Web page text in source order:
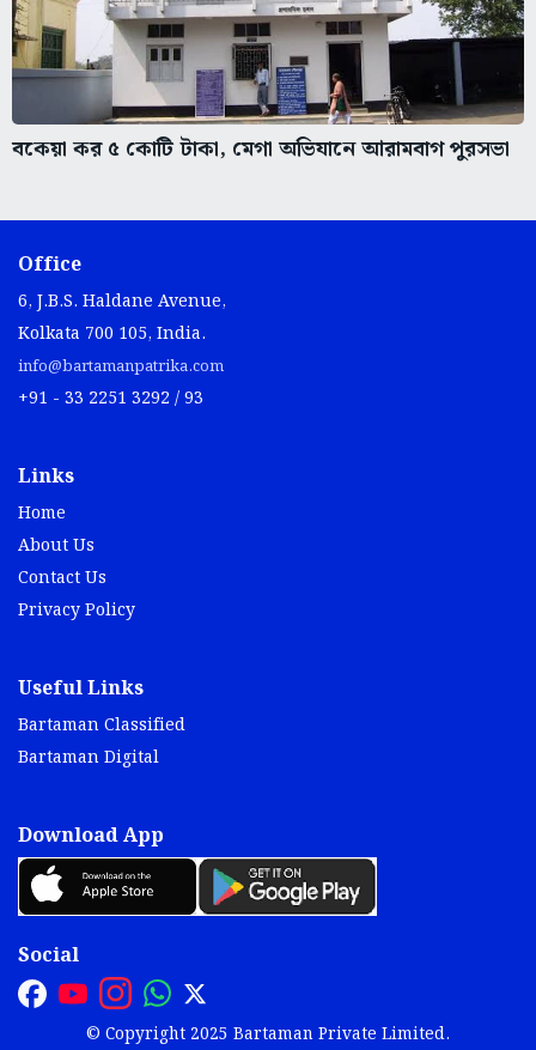
বকেয়া কর ৫ কোটি টাকা, মেগা অভিযানে আরামবাগ পুরসভা
Office
6, J.B.S. Haldane Avenue,
Kolkata 700 105, India.
info@bartamanpatrika.com
+91 - 33 2251 3292 / 93
Links
Home
About Us
Contact Us
Privacy Policy
Useful Links
Bartaman Classified
Bartaman Digital
Download App
Social
© Copyright 2025 Bartaman Private Limited.